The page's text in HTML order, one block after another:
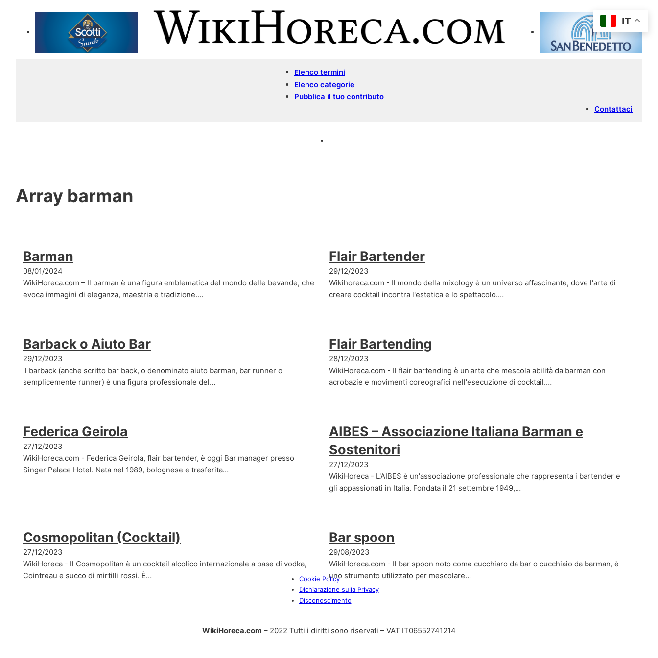
Elenco termini
Elenco categorie
Pubblica il tuo contributo
Contattaci
Array barman
Barman
08/01/2024
WikiHoreca.com – Il barman è una figura emblematica del mondo delle bevande, che
evoca immagini di eleganza, maestria e tradizione.…
Flair Bartender
29/12/2023
Wikihoreca.com - Il mondo della mixology è un universo affascinante, dove l'arte di
creare cocktail incontra l'estetica e lo spettacolo.…
Barback o Aiuto Bar
29/12/2023
Il barback (anche scritto bar back, o denominato aiuto barman, bar runner o
semplicemente runner) è una figura professionale del…
Flair Bartending
28/12/2023
WikiHoreca.com - Il flair bartending è un'arte che mescola abilità da barman con
acrobazie e movimenti coreografici nell'esecuzione di cocktail.…
Federica Geirola
27/12/2023
WikiHoreca.com - Federica Geirola, flair bartender, è oggi Bar manager presso
Singer Palace Hotel. Nata nel 1989, bolognese e trasferita…
AIBES – Associazione Italiana Barman e
Sostenitori
27/12/2023
WikiHoreca - L'AIBES è un'associazione professionale che rappresenta i bartender e
gli appassionati in Italia. Fondata il 21 settembre 1949,…
Cosmopolitan (Cocktail)
27/12/2023
WikiHoreca - Il Cosmopolitan è un cocktail alcolico internazionale a base di vodka,
Cointreau e succo di mirtilli rossi. È…
Bar spoon
29/08/2023
WikiHoreca.com - Il bar spoon noto come cucchiaro da bar o cucchiaio da barman, è
uno strumento utilizzato per mescolare…
Cookie Policy
Dichiarazione sulla Privacy
Disconoscimento
WikiHoreca.com – 2022 Tutti i diritti sono riservati – VAT IT06552741214
IT